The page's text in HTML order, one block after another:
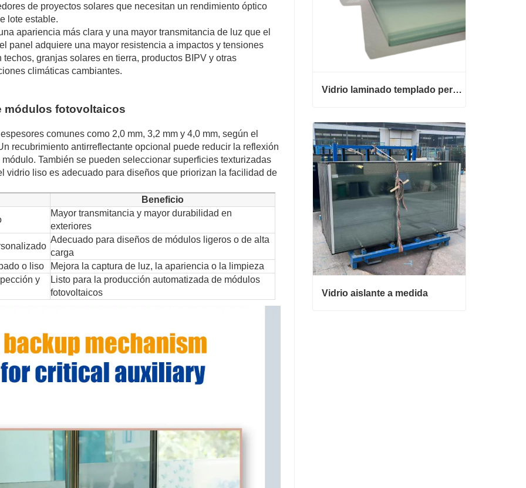
de proyectos solares que necesitan un rendimiento óptico
lote estable.
apariencia más clara y una mayor transmitancia de luz que el
panel adquiere una mayor resistencia a impactos y tensiones
granjas solares en tierra, productos BIPV y otras
climáticas cambiantes.
módulos fotovoltaicos
comunes como 2,0 mm, 3,2 mm y 4,0 mm, según el
recubrimiento antirreflectante opcional puede reducir la reflexión
También se pueden seleccionar superficies texturizadas
vidrio liso es adecuado para diseños que priorizan la facilidad de
Beneficio
Mayor transmitancia y mayor durabilidad en
exteriores
Adecuado para diseños de módulos ligeros o de alta
carga
o liso
Mejora la captura de luz, la apariencia o la limpieza
y
Listo para la producción automatizada de módulos
fotovoltaicos
Vidrio laminado templado personalizado
Vidrio laminado templado personalizado
Contacta ahora
Vidrio aislante a medida